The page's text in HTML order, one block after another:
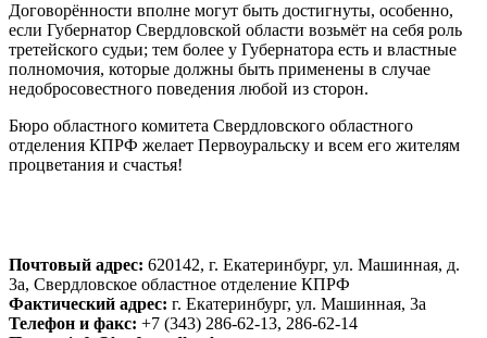
Договорённости вполне могут быть достигнуты, особенно,
если Губернатор Свердловской области возьмёт на себя роль
третейского судьи; тем более у Губернатора есть и властные
полномочия, которые должны быть применены в случае
недобросовестного поведения любой из сторон.
Бюро областного комитета Свердловского областного
отделения КПРФ желает Первоуральску и всем его жителям
процветания и счастья!
Почтовый адрес: 620142, г. Екатеринбург, ул. Машинная, д.
3а, Свердловское областное отделение КПРФ
Фактический адрес: г. Екатеринбург, ул. Машинная, 3а
Телефон и факс: +7 (343) 286-62-13, 286-62-14